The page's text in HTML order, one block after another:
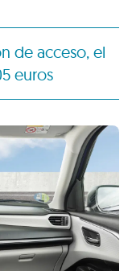
de acceso, el
euros